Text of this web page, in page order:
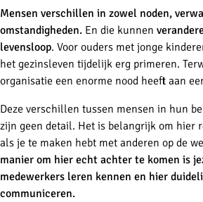
Mensen verschillen in zowel noden,
omstandigheden. En die kunnen
levensloop. Voor ouders met jonge
het gezinsleven tijdelijk erg primeren.
organisatie een enorme nood heeft aan
Deze verschillen tussen mensen in hun
zijn geen detail. Het is belangrijk om hier
als je te maken hebt met anderen op de
manier om hier echt achter te komen is
medewerkers leren kennen en hier
communiceren.